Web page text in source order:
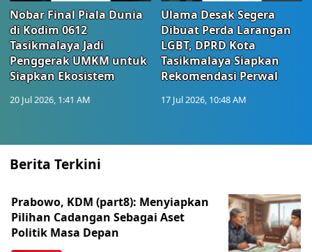
Nobar Final Piala Dunia
di Kodim 0612
Tasikmalaya Jadi
Penggerak UMKM untuk
Siapkan Ekosistem
20 Jul 2026, 1:41 AM
Ulama Desak Segera
Dibuat Perda Larangan
LGBT, DPRD Kota
Tasikmalaya Siapkan
Rekomendasi Perwal
17 Jul 2026, 10:48 AM
Berita Terkini
Prabowo, KDM (part8): Menyiapkan
Pilihan Cadangan Sebagai Aset
Politik Masa Depan